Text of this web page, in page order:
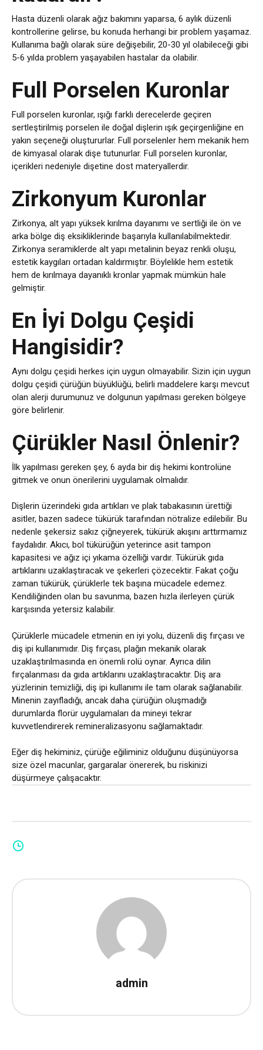
Hasta düzenli olarak ağız bakımını yaparsa, 6 aylık düzenli
kontrollerine gelirse, bu konuda herhangi bir problem yaşamaz.
Kullanıma bağlı olarak süre değişebilir, 20-30 yıl olabileceği gibi
5-6 yılda problem yaşayabilen hastalar da olabilir.
Full Porselen Kuronlar
Full porselen kuronlar, ışığı farklı derecelerde geçiren
sertleştirilmiş porselen ile doğal dişlerin ışık geçirgenliğine en
yakın seçeneği oluştururlar. Full porselenler hem mekanik hem
de kimyasal olarak dişe tutunurlar. Full porselen kuronlar,
içerikleri nedeniyle dişetine dost materyallerdir.
Zirkonyum Kuronlar
Zirkonya, alt yapı yüksek kırılma dayanımı ve sertliği ile ön ve
arka bölge diş eksikliklerinde başarıyla kullanılabilmektedir.
Zirkonya seramiklerde alt yapı metalinin beyaz renkli oluşu,
estetik kaygıları ortadan kaldırmıştır. Böylelikle hem estetik
hem de kırılmaya dayanıklı kronlar yapmak mümkün hale
gelmiştir.
En İyi Dolgu Çeşidi
Hangisidir?
Aynı dolgu çeşidi herkes için uygun olmayabilir. Sizin için uygun
dolgu çeşidi çürüğün büyüklüğü, belirli maddelere karşı mevcut
olan alerji durumunuz ve dolgunun yapılması gereken bölgeye
göre belirlenir.
Çürükler Nasıl Önlenir?
İlk yapılması gereken şey, 6 ayda bir diş hekimi kontrolüne
gitmek ve onun önerilerini uygulamak olmalıdır.
Dişlerin üzerindeki gıda artıkları ve plak tabakasının ürettiği
asitler, bazen sadece tükürük tarafından nötralize edilebilir. Bu
nedenle şekersiz sakız çiğneyerek, tükürük akışını arttırmamız
faydalıdır. Akıcı, bol tükürüğün yeterince asit tampon
kapasitesi ve ağız içi yıkama özelliği vardır. Tükürük gıda
artıklarını uzaklaştıracak ve şekerleri çözecektir. Fakat çoğu
zaman tükürük, çürüklerle tek başına mücadele edemez.
Kendiliğinden olan bu savunma, bazen hızla ilerleyen çürük
karşısında yetersiz kalabilir.
Çürüklerle mücadele etmenin en iyi yolu, düzenli diş fırçası ve
diş ipi kullanımıdır. Diş fırçası, plağın mekanik olarak
uzaklaştırılmasında en önemli rolü oynar. Ayrıca dilin
fırçalanması da gıda artıklarını uzaklaştıracaktır. Diş ara
yüzlerinin temizliği, diş ipi kullanımı ile tam olarak sağlanabilir.
Minenin zayıfladığı, ancak daha çürüğün oluşmadığı
durumlarda florür uygulamaları da mineyi tekrar
kuvvetlendirerek remineralizasyonu sağlamaktadır.
Eğer diş hekiminiz, çürüğe eğiliminiz olduğunu düşünüyorsa
size özel macunlar, gargaralar önererek, bu riskinizi
düşürmeye çalışacaktır.
admin